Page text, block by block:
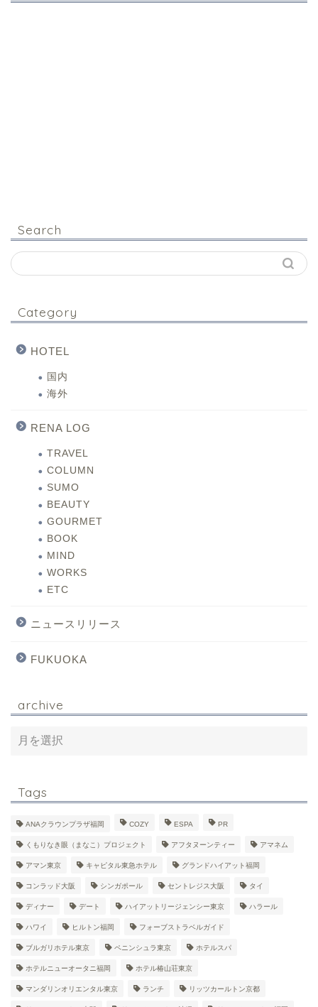
Search
Category
HOTEL
国内
海外
RENA LOG
TRAVEL
COLUMN
SUMO
BEAUTY
GOURMET
BOOK
MIND
WORKS
ETC
ニュースリリース
FUKUOKA
archive
Tags
ANAクラウンプラザ福岡 COZY ESPA PR
くもりなき眼（まなこ）プロジェクト アフタヌーンティー アマネム
アマン東京 キャピタル東急ホテル グランドハイアット福岡
コンラッド大阪 シンガポール セントレジス大阪 タイ
ディナー デート ハイアットリージェンシー東京 ハラール
ハワイ ヒルトン福岡 フォーブストラベルガイド
ブルガリホテル東京 ペニンシュラ東京 ホテルスパ
ホテルニューオータニ福岡 ホテル椿山荘東京
マンダリンオリエンタル東京 ランチ リッツカールトン京都